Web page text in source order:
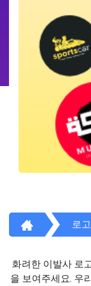
로
화려한 이발사 로
을 보여주세요. 우